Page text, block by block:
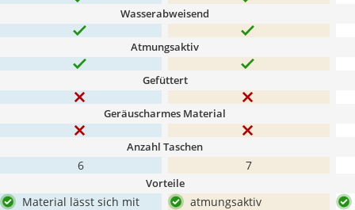
Wasserabweisend
Atmungsaktiv
Gefüttert
Geräuscharmes Material
Anzahl Taschen
6 7
Vorteile
Material lässt sich mit
atmungsaktiv